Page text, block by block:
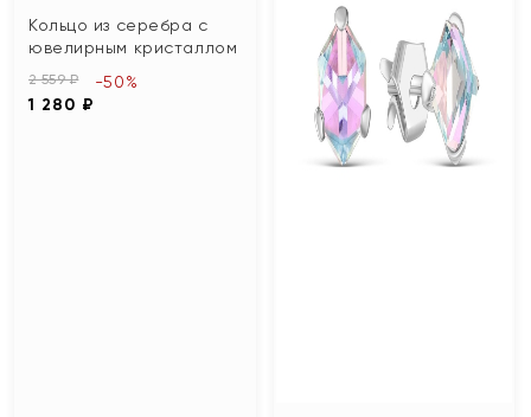
Кольцо из серебра с
ювелирным кристаллом
2 559 ₽
1 280 ₽
-50%